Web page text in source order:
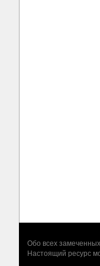
Обо всех
Настоящий ресурс